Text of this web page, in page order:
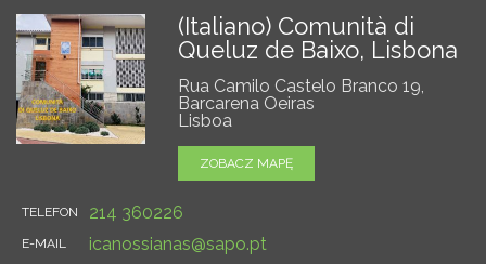
(Italiano) Comunità di
Queluz de Baixo, Lisbona
Rua Camilo Castelo Branco 19,
Barcarena Oeiras
Lisboa
ZOBACZ MAPĘ
TELEFON 214 360226
E-MAIL icanossianas@sapo.pt